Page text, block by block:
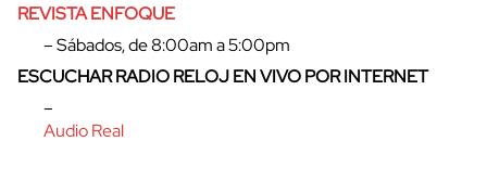
REVISTA ENFOQUE
– Sábados, de 8:00am a 5:00pm
ESCUCHAR RADIO RELOJ EN VIVO POR INTERNET
–
Audio Real